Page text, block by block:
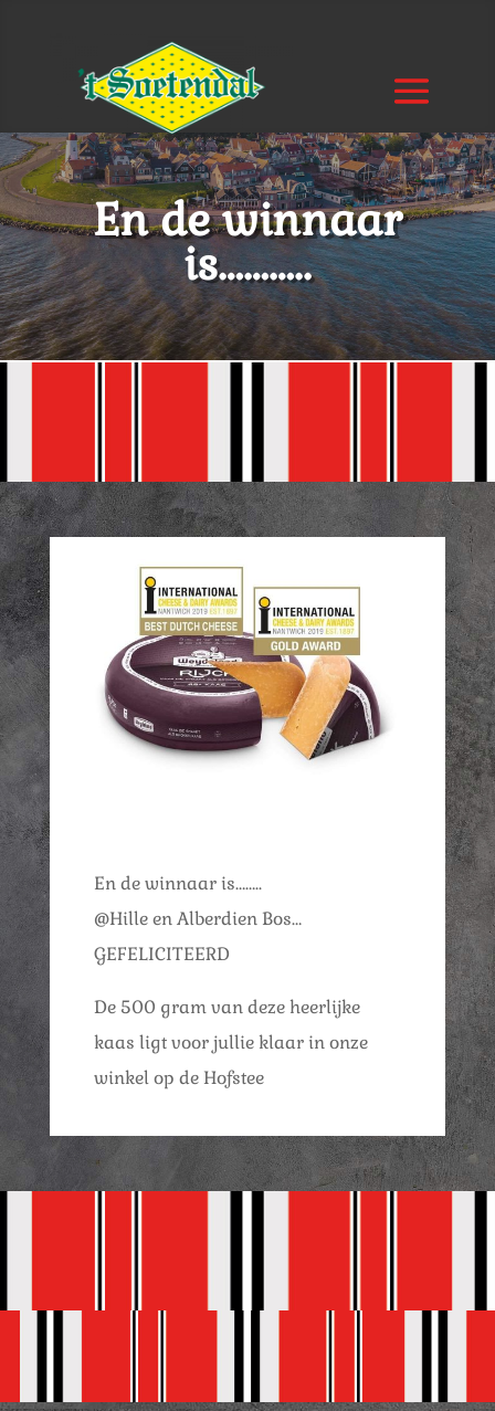
En de winnaar
is………..
En de winnaar is……..
@Hille en Alberdien Bos…
GEFELICITEERD
De 500 gram van deze heerlijke
kaas ligt voor jullie klaar in onze
winkel op de Hofstee